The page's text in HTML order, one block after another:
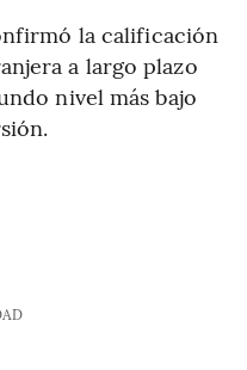
la calificación
a largo plazo
nivel más bajo